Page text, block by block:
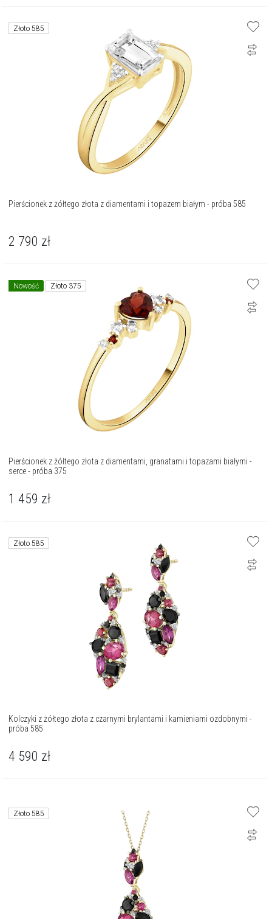
Złoto 585
Pierścionek z żółtego złota z diamentami i topazem białym - próba 585
2 790 zł
Nowość Złoto 375
Pierścionek z żółtego złota z diamentami, granatami i topazami białymi -
serce - próba 375
1 459 zł
Złoto 585
Kolczyki z żółtego złota z czarnymi brylantami i kamieniami ozdobnymi -
próba 585
4 590 zł
Złoto 585